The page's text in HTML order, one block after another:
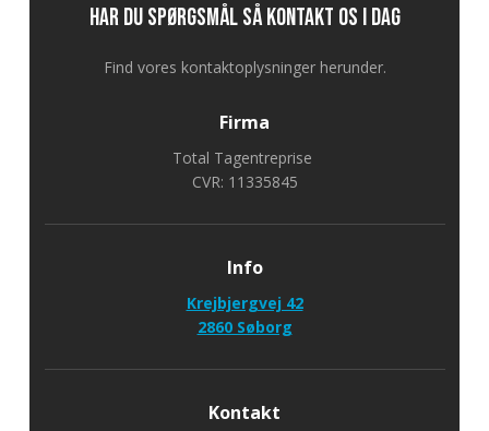
Har du spørgsmål så kontakt os i dag
Find vores kontaktoplysninger herunder.
Firma
Total Tagentreprise
CVR: 11335845
Info
Krejbjergvej 42
​2860 Søborg
Kontakt